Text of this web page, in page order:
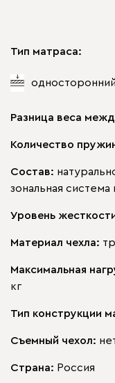
Тип матраса:
односторонний
Разница веса
Количество
Состав:
зональная
Уровень
Материал чехла:
Максимальная
кг
Тип конструкции
Съемный чехол:
Страна: Россия